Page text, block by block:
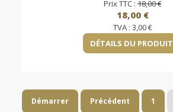
Prix TTC :18,00 €
18,00 €
TVA : 3,00 €
DÉTAILS DU PRODUIT
Démarrer Précédent 1